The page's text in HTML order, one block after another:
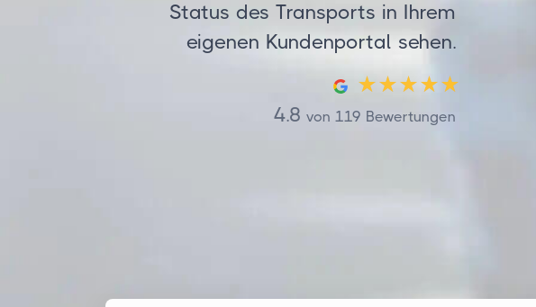
Status des Transports in Ihrem
eigenen Kundenportal sehen.
4.8 von119 Bewertungen